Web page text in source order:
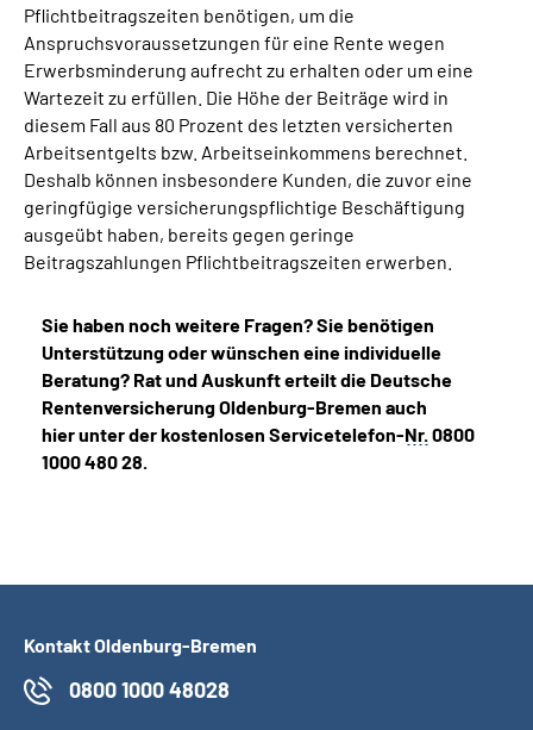
Pflichtbeitragszeiten benötigen, um die
Anspruchsvoraussetzungen für eine Rente wegen
Erwerbsminderung aufrecht zu erhalten oder um eine
Wartezeit zu erfüllen. Die Höhe der Beiträge wird in
diesem Fall aus 80 Prozent des letzten versicherten
Arbeitsentgelts bzw. Arbeitseinkommens berechnet.
Deshalb können insbesondere Kunden, die zuvor eine
geringfügige versicherungspflichtige Beschäftigung
ausgeübt haben, bereits gegen geringe
Beitragszahlungen Pflichtbeitragszeiten erwerben.
Sie haben noch weitere Fragen? Sie benötigen
Unterstützung oder wünschen eine individuelle
Beratung? Rat und Auskunft erteilt die Deutsche
Rentenversicherung Oldenburg-Bremen auch
hier unter der kostenlosen Servicetelefon-Nr.0800
1000 480 28.
Kontakt Oldenburg-Bremen
0800 1000 48028